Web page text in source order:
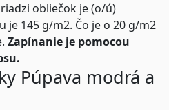
obliečok je (o/ú)
je 145 g/m2. Čo je o 20 g/m2
Zapínanie je pomocou
Púpava modrá a